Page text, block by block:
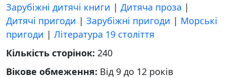
Зарубіжні дитячі книги | Дитяча проза |
Дитячі пригоди | Зарубіжні пригоди | Морські
пригоди | Література 19 століття
Кількість сторінок: 240
Вікове обмеження: Від 9 до 12 років